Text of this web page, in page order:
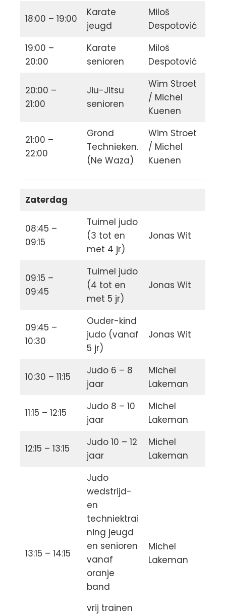
18:00 – 19:00
Karate
jeugd
Miloš
Despotović
19:00 –
20:00
Karate
senioren
Miloš
Despotović
20:00 –
21:00
Jiu-Jitsu
senioren
Wim Stroet
/ Michel
Kuenen
21:00 –
22:00
Grond
Technieken.
(Ne Waza)
Wim Stroet
/ Michel
Kuenen
Zaterdag
08:45 –
09:15
Tuimel judo
(3 tot en
met 4 jr)
Jonas Wit
09:15 –
09:45
Tuimel judo
(4 tot en
met 5 jr)
Jonas Wit
09:45 –
10:30
Ouder-kind
judo (vanaf
5 jr)
Jonas Wit
10:30 – 11:15
Judo 6 – 8
jaar
Michel
Lakeman
11:15 – 12:15
Judo 8 – 10
jaar
Michel
Lakeman
12:15 – 13:15
Judo 10 – 12
jaar
Michel
Lakeman
13:15 – 14:15
Judo
wedstrijd-
en
techniektrai
ning jeugd
en senioren
vanaf
oranje
band
vrij trainen
Michel
Lakeman